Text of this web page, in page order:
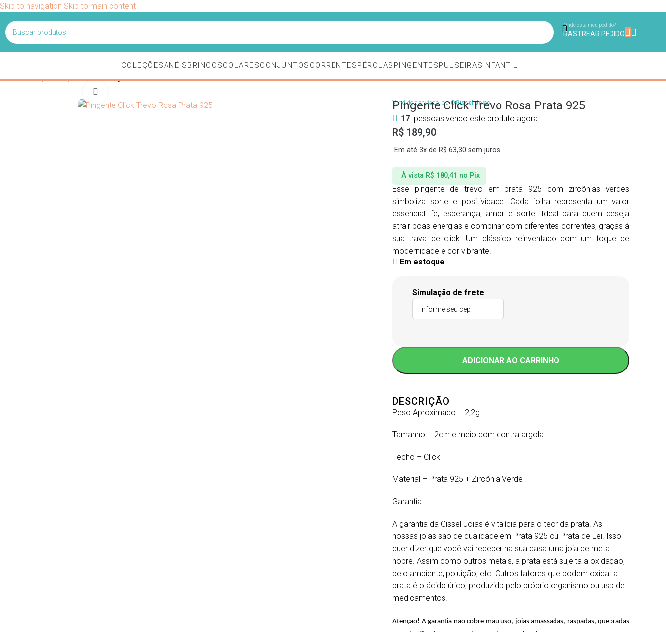
Skip to navigation Skip to main content
Ganhe 5% de desconto em sua primeira compra usando o cupom BEMVINDO.
Onde está meu pedido?
RASTREAR PEDIDO
COLEÇÕESANÉISBRINCOS COLARESCONJUNTOS CORRENTESPÉROLAS PINGENTESPULSEIRAS INFANTIL
Início/Coleções/Coleção Encantos/Pingente Click Trevo Rosa Prata 925
Vendido e enviado loja©Gissel Joias
Pingente Click Trevo Rosa Prata 925
17 pessoas vendo este produto agora.
R$ 189,90
Em até 3x de R$ 63,30 sem juros
À vista R$ 180,41 no Pix
Esse pingente de trevo em prata 925 com zircônias verdes
simboliza sorte e positividade. Cada folha representa um valor
essencial: fé, esperança, amor e sorte. Ideal para quem deseja
atrair boas energias e combinar com diferentes correntes, graças à
sua trava de click. Um clássico reinventado com um toque de
modernidade e cor vibrante.
Em estoque
Simulação de frete
ADICIONAR AO CARRINHO
DESCRIÇÃO
Peso Aproximado – 2,2g
Tamanho – 2cm e meio com contra argola
Fecho – Click
Material – Prata 925 + Zircônia Verde
Garantia:
A garantia da Gissel Joias é vitalícia para o teor da prata. As
nossas joias são de qualidade em Prata 925 ou Prata de Lei. Isso
quer dizer que você vai receber na sua casa uma joia de metal
nobre. Assim como outros metais, a prata está sujeita a oxidação,
pelo ambiente, poluição, etc. Outros fatores que podem oxidar a
prata é o ácido úrico, produzido pelo próprio organismo ou uso de
medicamentos.
Atenção! A garantia não cobre mau uso, joias amassadas, raspadas, quebradas